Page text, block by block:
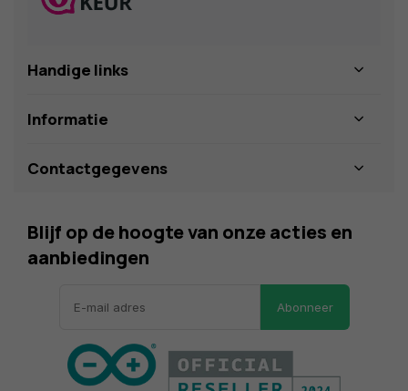
Handige links
Informatie
Contactgegevens
Blijf op de hoogte van onze acties en
aanbiedingen
Abonneer